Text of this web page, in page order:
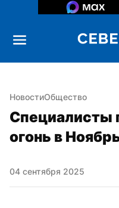
НовостиОбщество
Специалисты
огонь в
04 сентября 2025